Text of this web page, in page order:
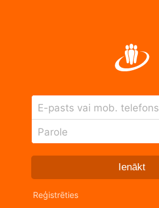
E-pasts vai mob. telefons
Parole
Ienākt
Reģistrēties